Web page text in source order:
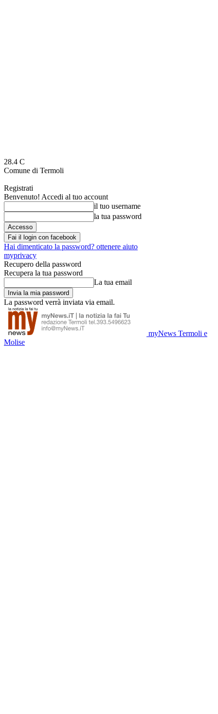
28.4 C
Comune di Termoli
Registrati
Benvenuto! Accedi al tuo account
il tuo username
la tua password
Fai il login con facebook
Hai dimenticato la password? ottenere aiuto
myprivacy
Recupero della password
Recupera la tua password
La tua email
La password verrà inviata via email.
myNews Termoli e
Molise